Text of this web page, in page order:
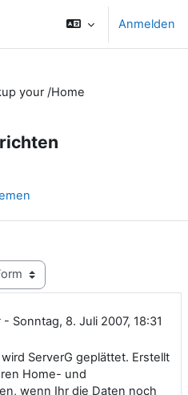
Anmelden
your /Home
- Sonntag, 8. Juli 2007, 18:31
ServerG geplättet. Erstellt
Home- und
wenn Ihr die Daten noch